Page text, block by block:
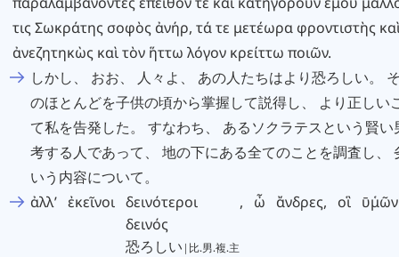
τις Σωκράτης σοφὸς ἀνήρ, τάτε μετέωρα φροντιστὴς
ἀνεζητηκὼς καὶτὸν ἥττω λόγον κρείττω ποιῶν.
しかし、 おお、 人々よ、 あの人たちはより恐ろしい。
のほとんどを子供の頃から掌握して説得し、 より正しい
て私を告発した。 すなわち、 あるソクラテスという賢
考する人であって、 地の下にある全てのことを調査し、
いう内容について。
ἀλλ’ ἐκεῖνοι δεινότεροι
δεινός
恐ろしい |比.男.複.主
, ὦ ἄνδρες, οἳ ῡ῾
μῶν